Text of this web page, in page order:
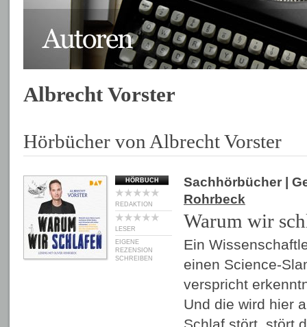
Albrecht Vorster
Hörbücher von Albrecht Vorster
HÖRBUCH
REDAKTION
LESER
EIGENE
REZENSION
SCHREIBEN
Sachhörbücher |
Rohrbeck
Warum wir
Ein
einen Science-
verspricht
Und die wird hier